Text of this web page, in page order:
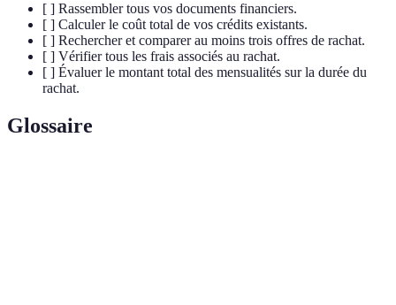
[ ] Rassembler tous vos documents financiers.
[ ] Calculer le coût total de vos crédits existants.
[ ] Rechercher et comparer au moins trois offres de rachat.
[ ] Vérifier tous les frais associés au rachat.
[ ] Évaluer le montant total des mensualités sur la durée du
rachat.
Glossaire